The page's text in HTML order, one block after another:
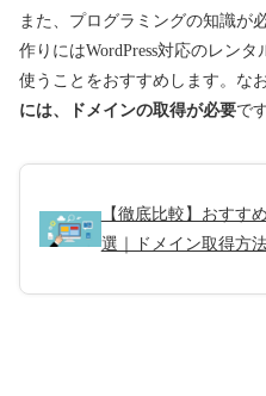
また、プログラミングの知識が
作りにはWordPress対応のレンタ
使うことをおすすめします。な
には、ドメインの取得が必要で
【徹底比較】おすす
選｜ドメイン取得方